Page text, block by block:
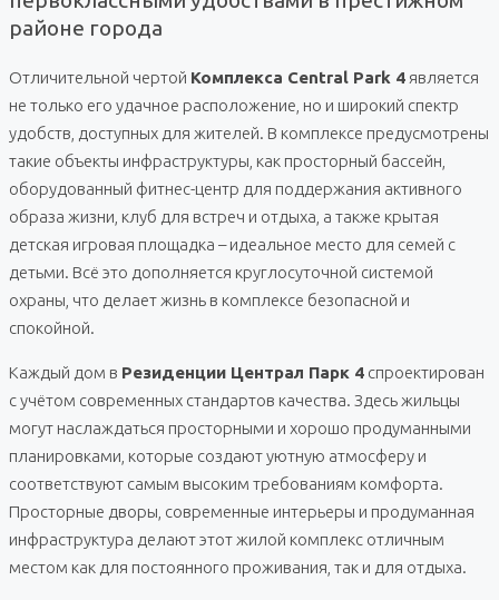
районе города
Отличительной чертой Комплекса Central Park 4 является
не только его удачное расположение, но и широкий спектр
удобств, доступных для жителей. В комплексе предусмотрены
такие объекты инфраструктуры, как просторный бассейн,
оборудованный фитнес-центр для поддержания активного
образа жизни, клуб для встреч и отдыха, а также крытая
детская игровая площадка – идеальное место для семей с
детьми. Всё это дополняется круглосуточной системой
охраны, что делает жизнь в комплексе безопасной и
спокойной.
Каждый дом в Резиденции Централ Парк 4 спроектирован
с учётом современных стандартов качества. Здесь жильцы
могут наслаждаться просторными и хорошо продуманными
планировками, которые создают уютную атмосферу и
соответствуют самым высоким требованиям комфорта.
Просторные дворы, современные интерьеры и продуманная
инфраструктура делают этот жилой комплекс отличным
местом как для постоянного проживания, так и для отдыха.